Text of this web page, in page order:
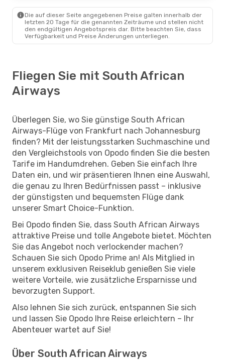
Die auf dieser Seite angegebenen Preise galten innerhalb der
letzten 20 Tage für die genannten Zeiträume und stellen nicht
den endgültigen Angebotspreis dar. Bitte beachten Sie, dass
Verfügbarkeit und Preise Änderungen unterliegen.
Fliegen Sie mit South African
Airways
Überlegen Sie, wo Sie günstige South African
Airways-Flüge von Frankfurt nach Johannesburg
finden? Mit der leistungsstarken Suchmaschine und
den Vergleichstools von Opodo finden Sie die besten
Tarife im Handumdrehen. Geben Sie einfach Ihre
Daten ein, und wir präsentieren Ihnen eine Auswahl,
die genau zu Ihren Bedürfnissen passt – inklusive
der günstigsten und bequemsten Flüge dank
unserer Smart Choice-Funktion.
Bei Opodo finden Sie, dass South African Airways
attraktive Preise und tolle Angebote bietet. Möchten
Sie das Angebot noch verlockender machen?
Schauen Sie sich Opodo Prime an! Als Mitglied in
unserem exklusiven Reiseklub genießen Sie viele
weitere Vorteile, wie zusätzliche Ersparnisse und
bevorzugten Support.
Also lehnen Sie sich zurück, entspannen Sie sich
und lassen Sie Opodo Ihre Reise erleichtern – Ihr
Abenteuer wartet auf Sie!
Über South African Airways